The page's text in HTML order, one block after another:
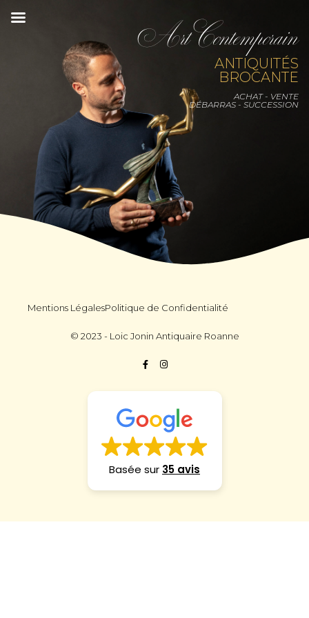
Art Contemporain
ANTIQUITÉS
BROCANTE
ACHAT - VENTE
DÉBARRAS - SUCCESSION
Mentions LégalesPolitique de Confidentialité
© 2023 - Loic Jonin Antiquaire Roanne
Basée sur 35 avis